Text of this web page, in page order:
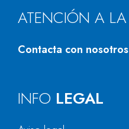
ATENCIÓN A LA
Contacta con nosotros
INFO LEGAL